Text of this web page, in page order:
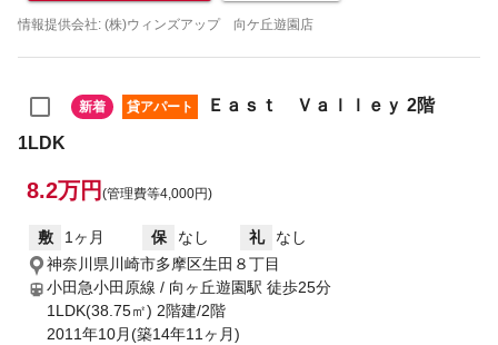
情報提供会社: (株)ウィンズアップ 向ケ丘遊園店
新着 貸アパート
Ｅａｓｔ Ｖａｌｌｅｙ 2階
1LDK
8.2万円 (管理費等4,000円)
敷 1ヶ月 保 なし 礼
なし
神奈川県川崎市多摩区生田８丁目
小田急小田原線 / 向ヶ丘遊園駅 徒歩25分
1LDK(38.75㎡) 2階建/2階
2011年10月(築14年11ヶ月)